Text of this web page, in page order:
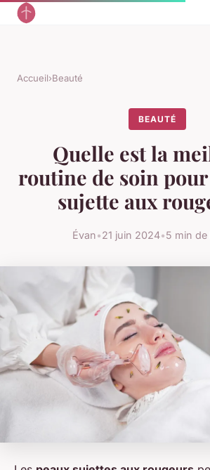
Accueil›Beauté
BEAUTÉ
Quelle est la
routine de soin
sujette aux
Évan•21 juin 2024•5 min de